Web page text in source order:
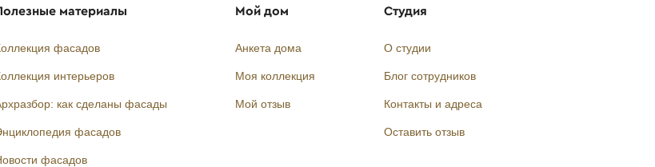
материалы
фасадов
интерьеров
как сделаны фасады
фасадов
фасадов
Мой дом
Анкета дома
Моя коллекция
Мой отзыв
Студия
О студии
Блог сотрудников
Контакты и адреса
Оставить отзыв